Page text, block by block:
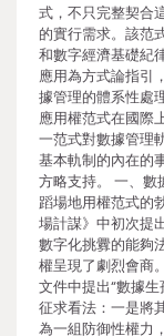
式，不只完整契合
的實行需求。該范
和數字經濟基礎紀
應用為方式論指引
據管理的體系性處
應用權范式在國際
一范式對數據管理
基本軌制的內在的
方略支持。 一、數
蹈場地用權范式的
場計謀》中初次提
數字化挑釁的能夠
權呈現了劇烈會商
文件中提出“數據
征求看法：一是將
為一組防御性權力